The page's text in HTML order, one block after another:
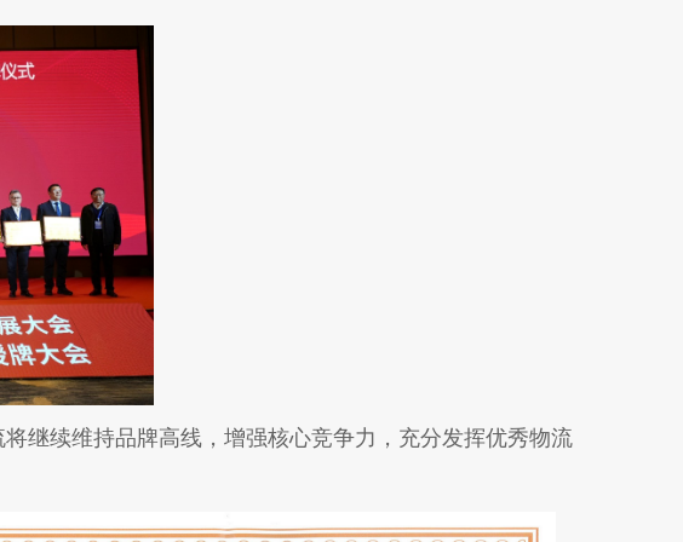
续维持品牌高线，增强核心竞争力，充分发挥优秀物流